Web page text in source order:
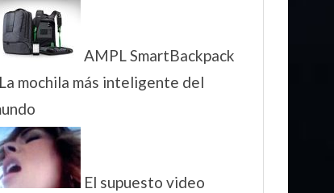
AMPL SmartBackpack
mochila más inteligente del
El supuesto video